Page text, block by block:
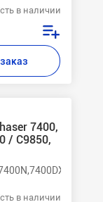
в наличии
7400,
/ C9850,
в наличии